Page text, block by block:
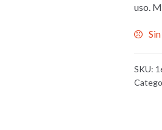
uso.
SKU: